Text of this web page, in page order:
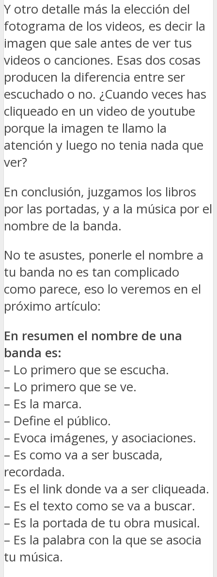
Y otro detalle más la elección del
fotograma de los videos, es decir la
imagen que sale antes de ver tus
videos o canciones. Esas dos cosas
producen la diferencia entre ser
escuchado o no. ¿Cuando veces has
cliqueado en un video de youtube
porque la imagen te llamo la
atención y luego no tenia nada que
ver?
En conclusión, juzgamos los libros
por las portadas, y a la música por el
nombre de la banda.
No te asustes, ponerle el nombre a
tu banda no es tan complicado
como parece, eso lo veremos en el
próximo artículo:
En resumen el nombre de una
banda es:
– Lo primero que se escucha.
– Lo primero que se ve.
– Es la marca.
– Define el público.
– Evoca imágenes, y asociaciones.
– Es como va a ser buscada,
recordada.
– Es el link donde va a ser cliqueada.
– Es el texto como se va a buscar.
– Es la portada de tu obra musical.
– Es la palabra con la que se asocia
tu música.